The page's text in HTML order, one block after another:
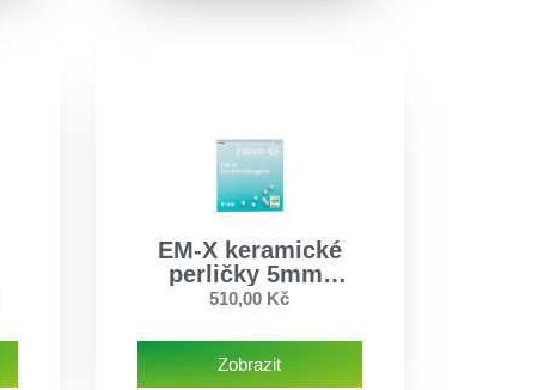
EM-X keramické
perličky 5mm,
140g
510,00 Kč
Zobrazit